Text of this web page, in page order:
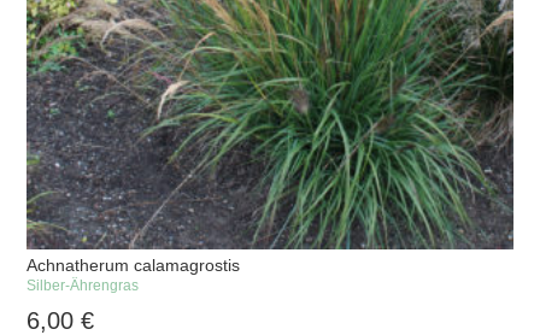
Achnatherum calamagrostis
Silber-Ährengras
6,00€